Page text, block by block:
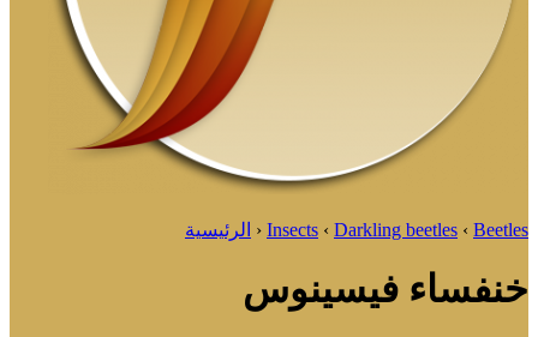
Insects ‹ Darkling beetles ‹ Beetles
‹ الرئيسية
خنفساء فيسينوس